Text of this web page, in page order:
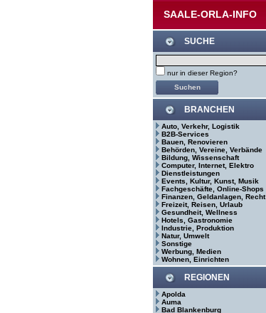
SAALE-ORLA-INFO
SUCHE
nur in dieser Region?
BRANCHEN
Auto, Verkehr, Logistik
B2B-Services
Bauen, Renovieren
Behörden, Vereine, Verbände
Bildung, Wissenschaft
Computer, Internet, Elektro
Dienstleistungen
Events, Kultur, Kunst, Musik
Fachgeschäfte, Online-Shops
Finanzen, Geldanlagen, Recht
Freizeit, Reisen, Urlaub
Gesundheit, Wellness
Hotels, Gastronomie
Industrie, Produktion
Natur, Umwelt
Sonstige
Werbung, Medien
Wohnen, Einrichten
REGIONEN
Apolda
Auma
Bad Blankenburg